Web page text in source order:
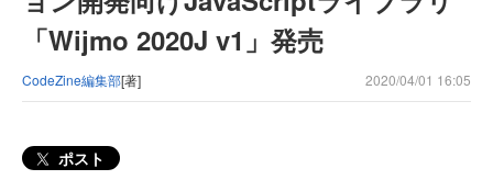
「Wijmo 2020J v1」発売
CodeZine編集部[著] 2020/04/01 16:05
ポスト